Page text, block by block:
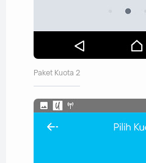
Paket Kuota 2